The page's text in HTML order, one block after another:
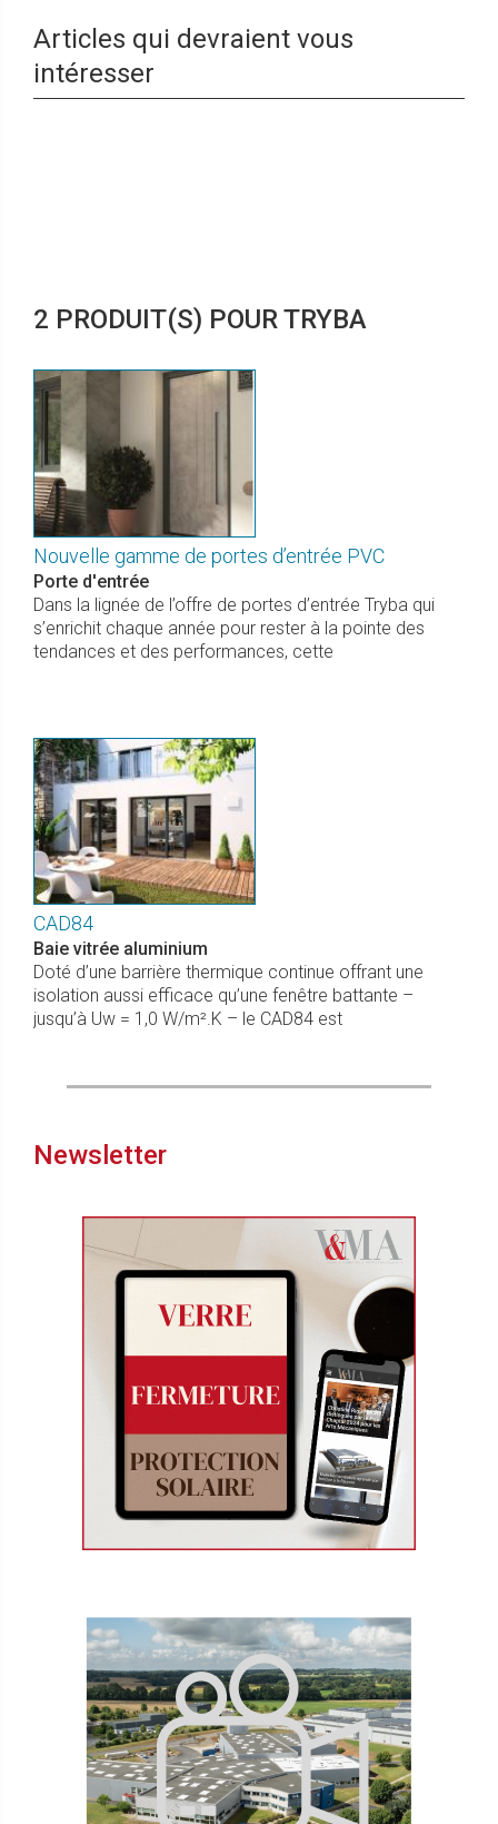
Articles qui devraient vous
intéresser
2 PRODUIT(S) POUR TRYBA
Nouvelle gamme de portes d’entrée PVC
Porte d'entrée
Dans la lignée de l’offre de portes d’entrée Tryba qui
s’enrichit chaque année pour rester à la pointe des
tendances et des performances, cette
CAD84
Baie vitrée aluminium
Doté d’une barrière thermique continue offrant une
isolation aussi efficace qu’une fenêtre battante –
jusqu’à Uw = 1,0 W/m².K – le CAD84 est
Newsletter